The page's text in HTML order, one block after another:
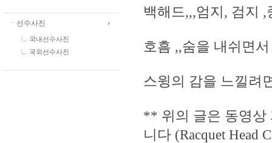
ㆍ선수사진
국내선수사진
국외선수사진
백해드,,,엄지, 검지
호흠 ,,숨을 내쉬면
스윙의 감을 느낄려
** 위의 글은 동영상
니다 (Racquet Head